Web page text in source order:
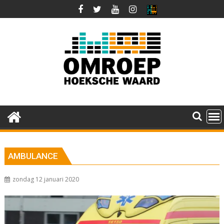
naar
AMBULANCE
zondag 12 januari 2020